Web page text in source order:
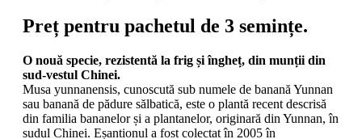
Preț pentru pachetul de 3 semințe.
O nouă specie, rezistentă la frig și îngheț, din munții din
sud-vestul Chinei.
Musa yunnanensis, cunoscută sub numele de banană Yunnan
sau banană de pădure sălbatică, este o plantă recent descrisă
din familia bananelor și a plantanelor, originară din Yunnan, în
sudul Chinei. Eșantionul a fost colectat în 2005 în